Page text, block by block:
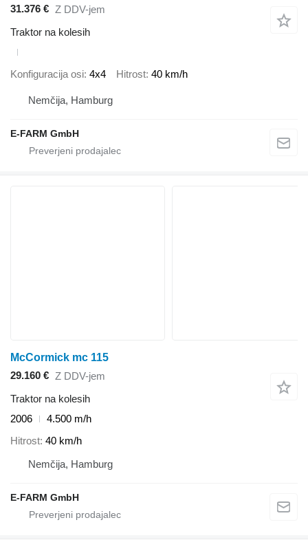
31.376 € Z DDV-jem
Traktor na kolesih
Konfiguracija osi 4x4 Hitrost 40 km/h
Nemčija, Hamburg
E-FARM GmbH
McCormick mc 115
29.160 € Z DDV-jem
Traktor na kolesih
2006
4.500 m/h
Hitrost 40 km/h
Nemčija, Hamburg
E-FARM GmbH